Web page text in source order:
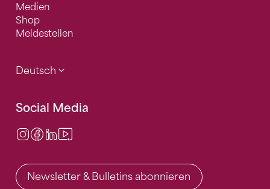
Medien
Shop
Meldestellen
Deutsch
Social Media
Instagram
Facebook
LinkedIn
Newsletter & Bulletins abonnieren